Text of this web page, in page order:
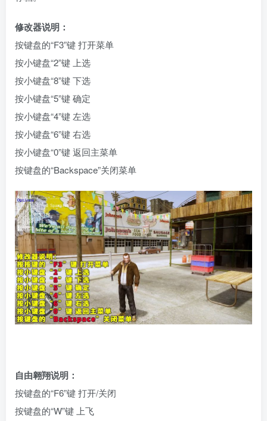
修改器说明：
按键盘的“F3”键 打开菜单
按小键盘“2”键 上选
按小键盘“8”键 下选
按小键盘“5”键 确定
按小键盘“4”键 左选
按小键盘“6”键 右选
按小键盘“0”键 返回主菜单
按键盘的“Backspace”关闭菜单
自由翱翔说明：
按键盘的“F6”键 打开/关闭
按键盘的“W”键 上飞